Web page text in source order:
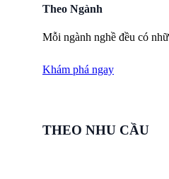
Theo Ngành
Mỗi ngành nghề đều có
Khám phá ngay
THEO NHU CẦU